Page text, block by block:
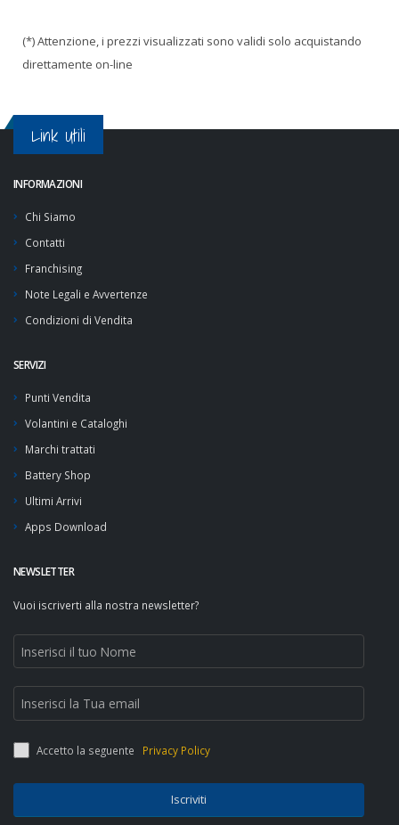
(*) Attenzione, i prezzi visualizzati sono validi solo acquistando
direttamente on-line
Link Utili
INFORMAZIONI
Chi Siamo
Contatti
Franchising
Note Legali e Avvertenze
Condizioni di Vendita
SERVIZI
Punti Vendita
Volantini e Cataloghi
Marchi trattati
Battery Shop
Ultimi Arrivi
Apps Download
NEWSLETTER
Vuoi iscriverti alla nostra newsletter?
Accetto la seguente Privacy Policy
Iscriviti